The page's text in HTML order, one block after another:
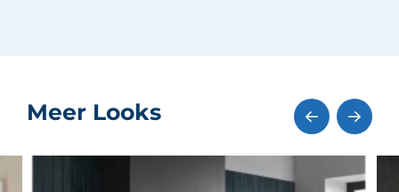
Meer Looks